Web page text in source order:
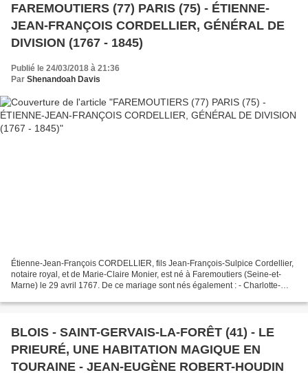
FAREMOUTIERS (77) PARIS (75) - ÉTIENNE-
JEAN-FRANÇOIS CORDELLIER, GÉNÉRAL DE
DIVISION (1767 - 1845)
Publié le 24/03/2018 à 21:36
Par Shenandoah Davis
Étienne-Jean-François CORDELLIER, fils Jean-François-Sulpice Cordellier,
notaire royal, et de Marie-Claire Monier, est né à Faremoutiers (Seine-et-
Marne) le 29 avril 1767. De ce mariage sont nés également : - Charlotte-
BLOIS - SAINT-GERVAIS-LA-FORÊT (41) - LE
PRIEURÉ, UNE HABITATION MAGIQUE EN
TOURAINE - JEAN-EUGÈNE ROBERT-HOUDIN